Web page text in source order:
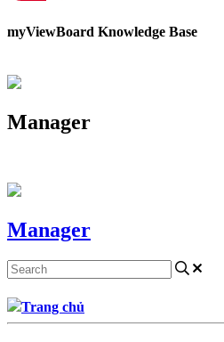
myViewBoard Knowledge Base
Manager
Manager
Trang chủ